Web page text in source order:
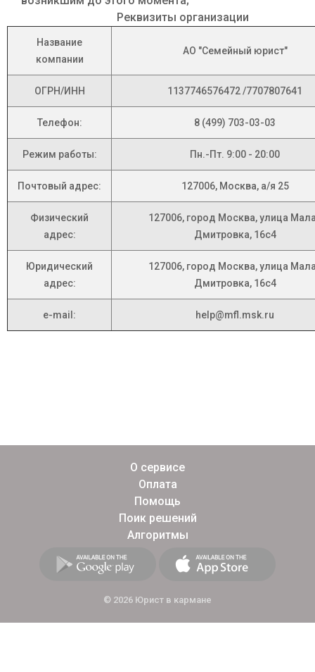
Реквизиты организации
Название
компании
АО "Семейный юрист"
ОГРН/ИНН 1137746576472 /7707807641
Телефон: 8 (499) 703-03-03
Режим работы: Пн.-Пт. 9:00 - 20:00
Почтовый адрес: 127006, Москва, а/я 25
Физический
адрес:
127006, город Москва, улица
Дмитровка, 16с4
Юридический
адрес:
127006, город Москва, улица
Дмитровка, 16с4
e-mail: help@mfl.msk.ru
О сервисе
Оплата
Помощь
Поик решений
Алгоритмы
© 2026 Юрист в кармане